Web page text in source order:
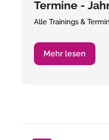
Termine -
Alle Trainings &
Mehr lesen